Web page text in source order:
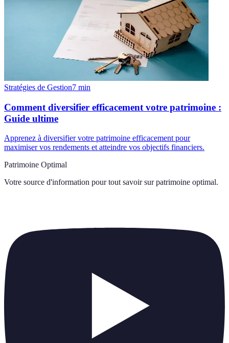
Stratégies de Gestion7 min
Comment diversifier efficacement votre patrimoine :
Guide ultime
Apprenez à diversifier votre patrimoine efficacement pour
maximiser vos rendements et atteindre vos objectifs financiers.
Patrimoine Optimal
Votre source d'information pour tout savoir sur patrimoine optimal.